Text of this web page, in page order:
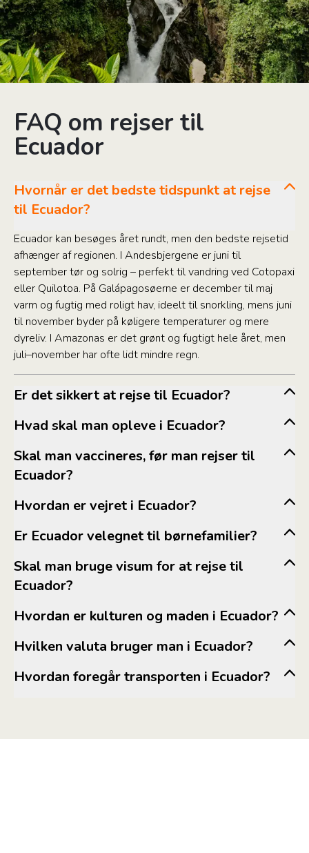
FAQ om rejser til
Ecuador
Hvornår er det bedste tidspunkt at rejse
til Ecuador?
Ecuador kan besøges året rundt, men den bedste rejsetid
afhænger af regionen. I Andesbjergene er juni til
september tør og solrig – perfekt til vandring ved Cotopaxi
eller Quilotoa. På Galápagosøerne er december til maj
varm og fugtig med roligt hav, ideelt til snorkling, mens juni
til november byder på køligere temperaturer og mere
dyreliv. I Amazonas er det grønt og fugtigt hele året, men
juli–november har ofte lidt mindre regn.
Er det sikkert at rejse til Ecuador?
Hvad skal man opleve i Ecuador?
Skal man vaccineres, før man rejser til
Ecuador?
www.sikkerrejse.dk www.ssi.dk
Hvordan er vejret i Ecuador?
Er Ecuador velegnet til børnefamilier?
Skal man bruge visum for at rejse til
Ecuador?
Hvordan er kulturen og maden i Ecuador?
Hvilken valuta bruger man i Ecuador?
Hvordan foregår transporten i Ecuador?